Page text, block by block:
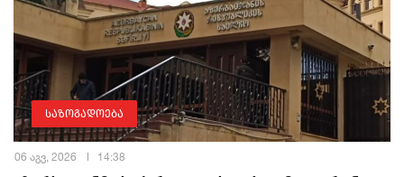
საზოგადოება
06 აგვ, 2026 14:38